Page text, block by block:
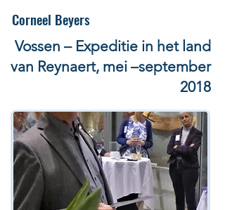
Corneel Beyers
Vossen – Expeditie in het land
van Reynaert, mei –september
2018